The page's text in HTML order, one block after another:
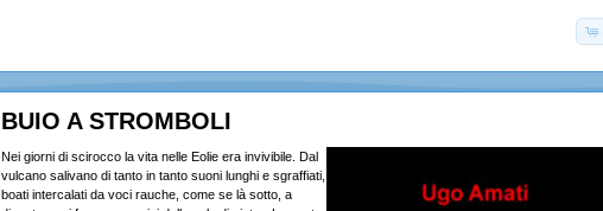
BUIO A STROMBOLI
Nei giorni di scirocco la vita nelle Eolie era invivibile. Dal
vulcano salivano di tanto in tanto suoni lunghi e sgraffiati,
boati intercalati da voci rauche, come se là sotto, a